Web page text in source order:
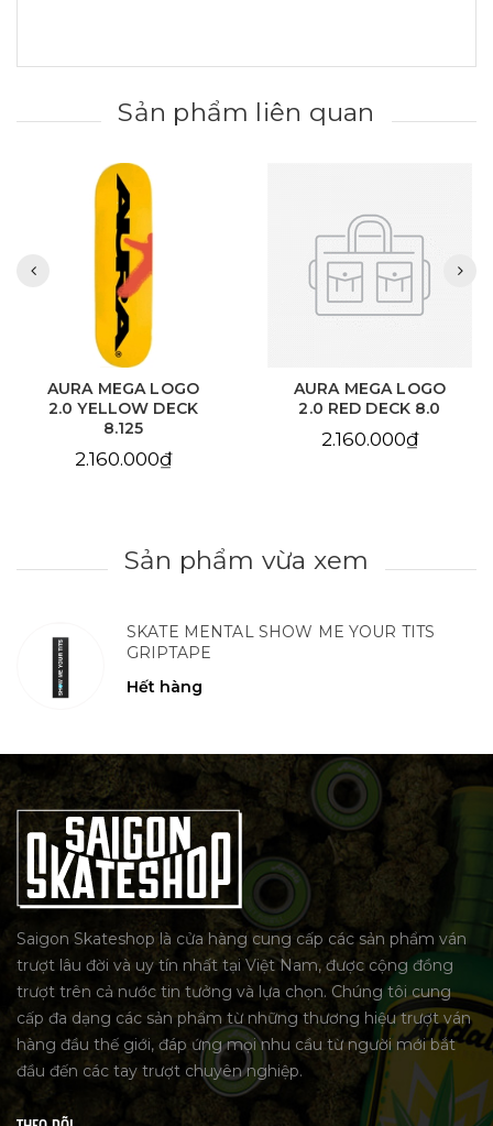
Sản phẩm liên quan
AURA MEGA LOGO
2.0 RED DECK 8.0
2.160.000₫
AURA CHAIN EYE
LOVE SKY BLUE DECK
8.125
Sản phẩm vừa xem
SKATE MENTAL SHOW ME YOUR TITS
GRIPTAPE
Hết hàng
Saigon Skateshop là cửa hàng cung cấp các sản phẩm ván
trượt lâu đời và uy tín nhất tại Việt Nam, được cộng đồng
trượt trên cả nước tin tưởng và lựa chọn. Chúng tôi cung
cấp đa dạng các sản phẩm từ những thương hiệu trượt ván
hàng đầu thế giới, đáp ứng mọi nhu cầu từ người mới bắt
đầu đến các tay trượt chuyên nghiệp.